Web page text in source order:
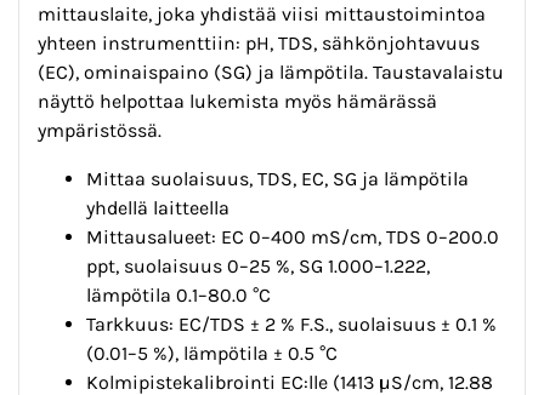
mittauslaite, joka yhdistää viisi mittaustoimintoa
yhteen instrumenttiin: pH, TDS, sähkönjohtavuus
(EC), ominaispaino (SG) ja lämpötila. Taustavalaistu
näyttö helpottaa lukemista myös hämärässä
ympäristössä.
Mittaa suolaisuus, TDS, EC, SG ja lämpötila
yhdellä laitteella
Mittausalueet: EC 0–400 mS/cm, TDS 0–200.0
ppt, suolaisuus 0–25 %, SG 1.000–1.222,
lämpötila 0.1–80.0 °C
Tarkkuus: EC/TDS ± 2 % F.S., suolaisuus ± 0.1 %
(0.01–5 %), lämpötila ± 0.5 °C
Kolmipistekalibrointi EC:lle (1413 µS/cm, 12.88